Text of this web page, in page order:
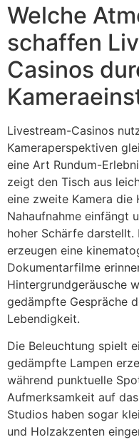
Welche
schaffen
Casinos
Livestream-Casinos
Kameraperspektiven
eine Art Rundum-
zeigt den Tisch aus
eine zweite Kamera die
Nahaufnahme einfängt
hoher Schärfe darstellt.
erzeugen eine
Dokumentarfilme
Hintergrundgeräusche
gedämpfte Gespräche
Lebendigkeit.
Die Beleuchtung spielt
gedämpfte Lampen
während punktuelle
Aufmerksamkeit auf
Studios haben sogar
und Holzakzenten